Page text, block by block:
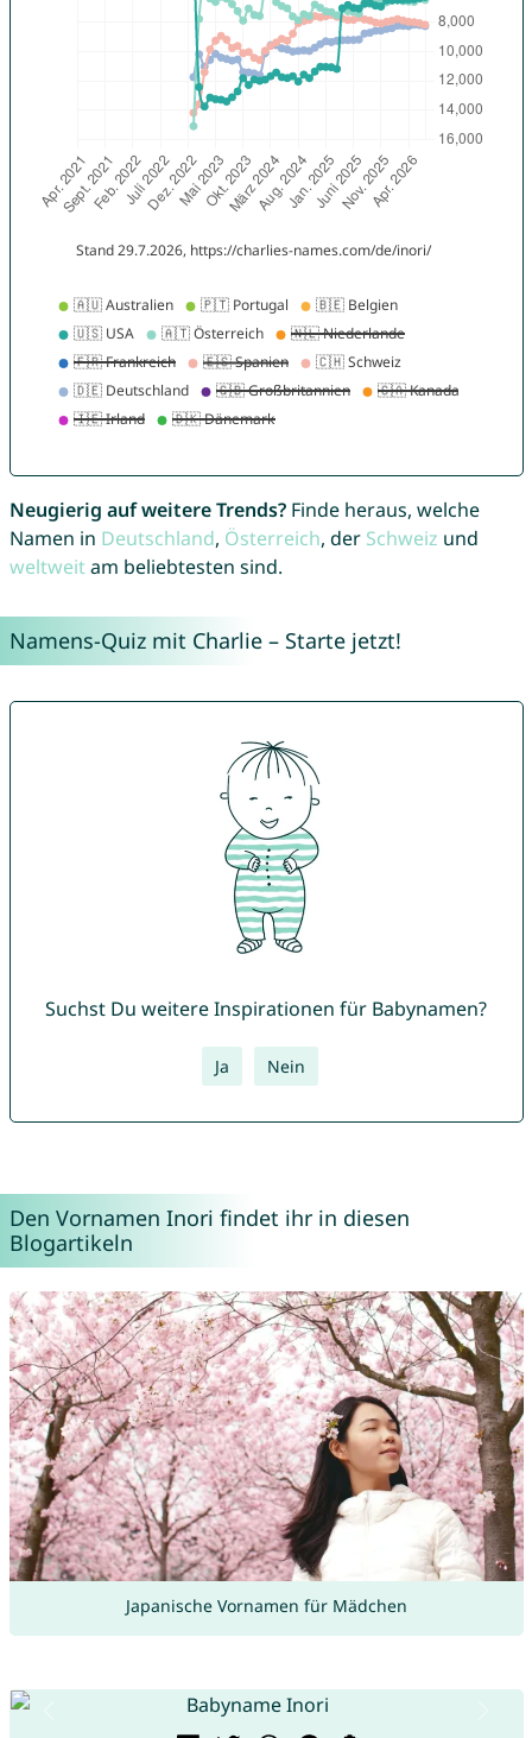
Neugierig auf weitere Trends?Finde heraus, welche
Namen in Deutschland, Österreich, der Schweiz und
weltweitam beliebtesten sind.
Namens-Quiz mit Charlie – Starte jetzt!
Suchst Du weitere Inspirationen für Babynamen?
Ja Nein
Den Vornamen Inori findet ihr in diesen
Blogartikeln
Japanische Vornamen für Mädchen